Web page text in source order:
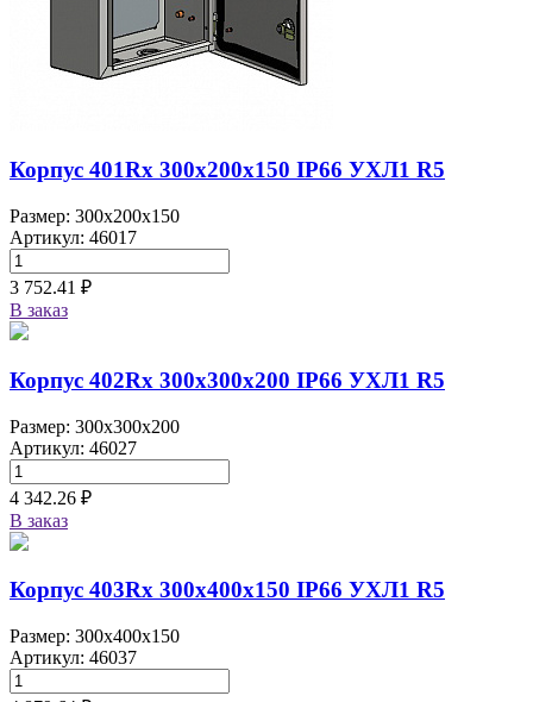
Корпус 401Rx 300х200х150 IP66 УХЛ1 R5
Размер: 300x200x150
Артикул: 46017
3 752.41 ₽
В заказ
Корпус 402Rx 300х300х200 IP66 УХЛ1 R5
Размер: 300x300x200
Артикул: 46027
4 342.26 ₽
В заказ
Корпус 403Rx 300х400х150 IP66 УХЛ1 R5
Размер: 300x400x150
Артикул: 46037